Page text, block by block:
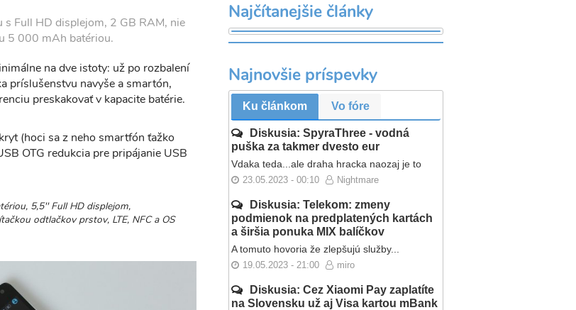
Full HD displejom, 2 GB RAM, nie
5 000 mAh batériou.
na dve istoty: už po rozbalení
príslušenstvu navyše a smartón,
preskakovať v kapacite batérie.
(hoci sa z neho smartfón ťažko
OTG redukcia pre pripájanie USB
5,5'' Full HD displejom,
odtlačkov prstov, LTE, NFC a OS
Najčítanejšie články
Najnovšie príspevky
Ku článkom Vo fóre
Diskusia: SpyraThree - vodná
puška za takmer dvesto eur
Vdaka teda...ale draha hracka naozaj je to
23.05.2023 - 00:10 Nightmare
Diskusia: Telekom: zmeny
podmienok na predplatených kartách
a širšia ponuka MIX balíčkov
A tomuto hovoria že zlepšujú služby...
19.05.2023 - 21:00 miro
Diskusia: Cez Xiaomi Pay zaplatíte
na Slovensku už aj Visa kartou mBank